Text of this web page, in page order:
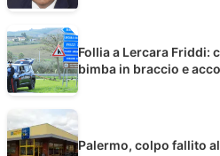
Follia a Lercara Friddi:
bimba in braccio e
Palermo, colpo fallito